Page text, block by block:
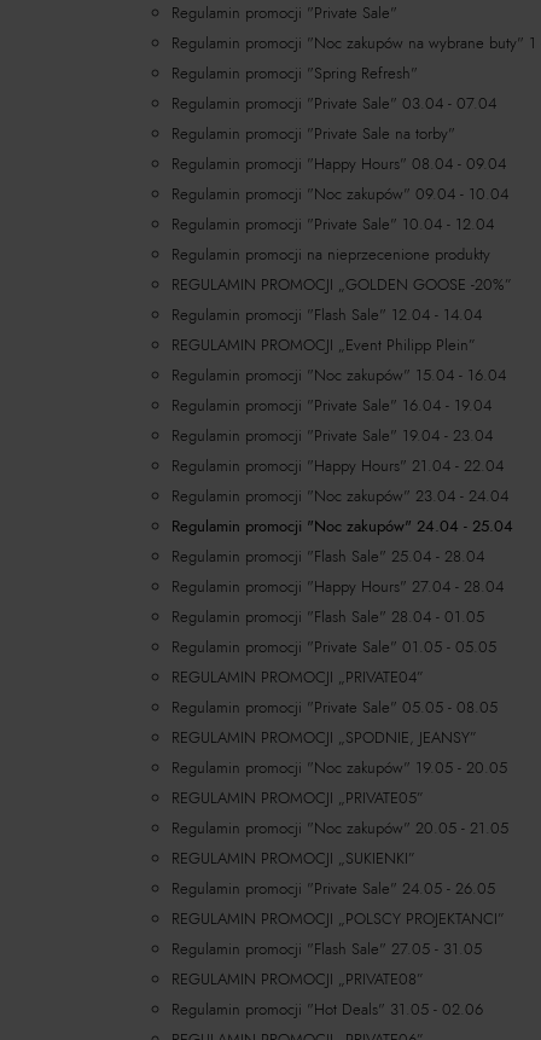
Regulamin promocji "Private Sale"
Regulamin promocji "Noc zakupów na wybrane buty" 1
Regulamin promocji "Spring Refresh"
Regulamin promocji "Private Sale" 03.04 - 07.04
Regulamin promocji "Private Sale na torby"
Regulamin promocji "Happy Hours" 08.04 - 09.04
Regulamin promocji "Noc zakupów" 09.04 - 10.04
Regulamin promocji "Private Sale" 10.04 - 12.04
Regulamin promocji na nieprzecenione produkty
REGULAMIN PROMOCJI „GOLDEN GOOSE -20%”
Regulamin promocji "Flash Sale" 12.04 - 14.04
REGULAMIN PROMOCJI „Event Philipp Plein”
Regulamin promocji "Noc zakupów" 15.04 - 16.04
Regulamin promocji "Private Sale" 16.04 - 19.04
Regulamin promocji "Private Sale" 19.04 - 23.04
Regulamin promocji "Happy Hours" 21.04 - 22.04
Regulamin promocji "Noc zakupów" 23.04 - 24.04
Regulamin promocji "Noc zakupów" 24.04 - 25.04
Regulamin promocji "Flash Sale" 25.04 - 28.04
Regulamin promocji "Happy Hours" 27.04 - 28.04
Regulamin promocji "Flash Sale" 28.04 - 01.05
Regulamin promocji "Private Sale" 01.05 - 05.05
REGULAMIN PROMOCJI „PRIVATE04”
Regulamin promocji "Private Sale" 05.05 - 08.05
REGULAMIN PROMOCJI „SPODNIE, JEANSY”
Regulamin promocji "Noc zakupów" 19.05 - 20.05
REGULAMIN PROMOCJI „PRIVATE05”
Regulamin promocji "Noc zakupów" 20.05 - 21.05
REGULAMIN PROMOCJI „SUKIENKI”
Regulamin promocji "Private Sale" 24.05 - 26.05
REGULAMIN PROMOCJI „POLSCY PROJEKTANCI”
Regulamin promocji "Flash Sale" 27.05 - 31.05
REGULAMIN PROMOCJI „PRIVATE08”
Regulamin promocji "Hot Deals" 31.05 - 02.06